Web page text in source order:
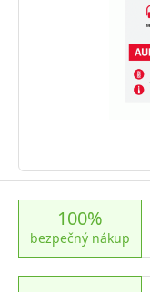
100%
bezpečný nákup